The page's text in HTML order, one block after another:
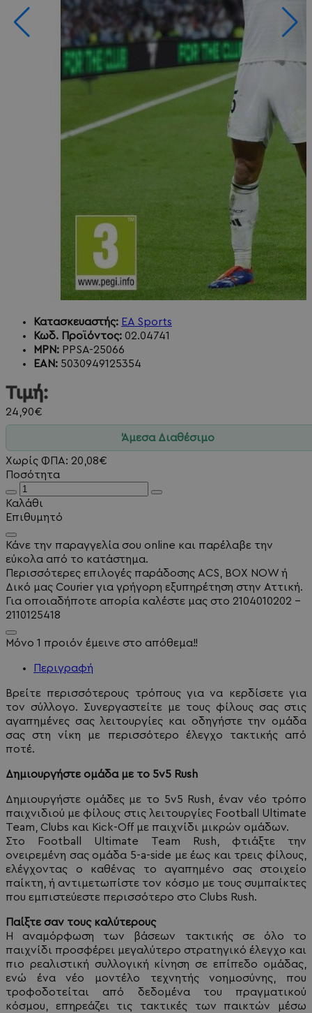
Κατασκευαστής: EA Sports
Κωδ. Προϊόντος: 02.04741
MPN: PPSA-25066
EAN: 5030949125354
Τιμή:
24,90€
Άμεσα Διαθέσιμο
Χωρίς ΦΠΑ: 20,08€
Ποσότητα
Καλάθι
Επιθυμητό
Κάνε την παραγγελία σου online και παρέλαβε την
εύκολα από το κατάστημα.
Περισσότερες επιλογές παράδοσης ACS, BOX NOW ή
Δικό μας Courier για γρήγορη εξυπηρέτηση στην Αττική.
Για οποιαδήποτε απορία καλέστε μας στο 2104010202 -
2110125418
Μόνο 1 προιόν έμεινε στο απόθεμα!!
Περιγραφή
Βρείτε περισσότερους τρόπους για να κερδίσετε για
τον σύλλογο. Συνεργαστείτε με τους φίλους σας στις
αγαπημένες σας λειτουργίες και οδηγήστε την ομάδα
σας στη νίκη με περισσότερο έλεγχο τακτικής από
ποτέ.
Δημιουργήστε ομάδα με το 5v5 Rush
Δημιουργήστε ομάδες με το 5v5 Rush, έναν νέο τρόπο
παιχνιδιού με φίλους στις λειτουργίες Football Ultimate
Team, Clubs και Kick-Off με παιχνίδι μικρών ομάδων.
Στο Football Ultimate Team Rush, φτιάξτε την
ονειρεμένη σας ομάδα 5-a-side με έως και τρεις φίλους,
ελέγχοντας ο καθένας το αγαπημένο σας στοιχείο
παίκτη, ή αντιμετωπίστε τον κόσμο με τους συμπαίκτες
που εμπιστεύεστε περισσότερο στο Clubs Rush.
Παίξτε σαν τους καλύτερους
Η αναμόρφωση των βάσεων τακτικής σε όλο το
παιχνίδι προσφέρει μεγαλύτερο στρατηγικό έλεγχο και
πιο ρεαλιστική συλλογική κίνηση σε επίπεδο ομάδας,
ενώ ένα νέο μοντέλο τεχνητής νοημοσύνης, που
τροφοδοτείται από δεδομένα του πραγματικού
κόσμου, επηρεάζει τις τακτικές των παικτών μέσω